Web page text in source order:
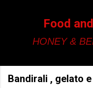
Food
HONEY &
Bandirali , gelato